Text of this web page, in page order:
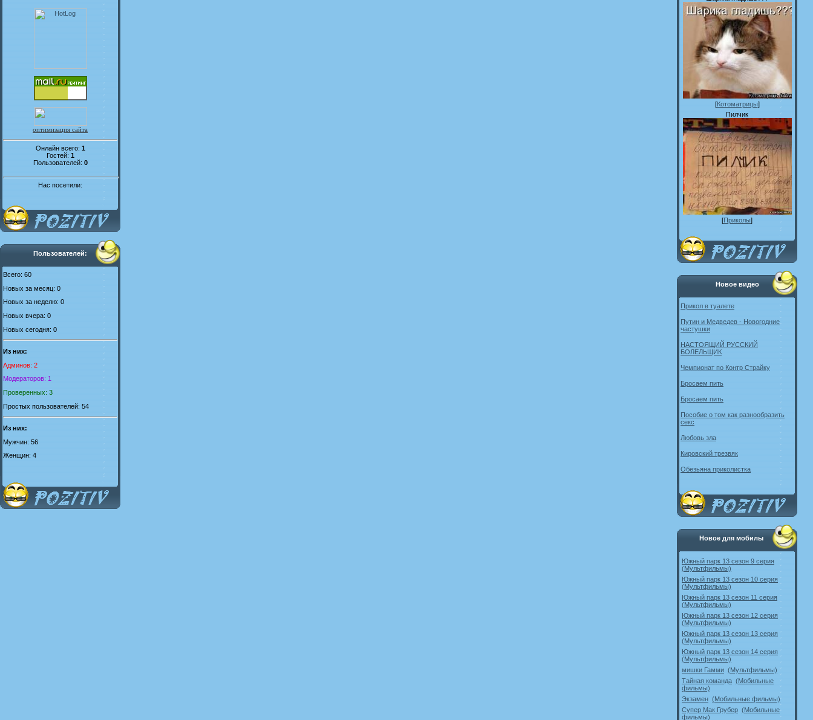
оптимизация сайта
Онлайн всего: 1
Гостей: 1
Пользователей: 0
Нас посетили:
Пользователей:
Всего: 60
Новых за месяц: 0
Новых за неделю: 0
Новых вчера: 0
Новых сегодня: 0
Из них:
Админов: 2
Модераторов: 1
Проверенных: 3
Простых пользователей: 54
Из них:
Мужчин: 56
Женщин: 4
[Котоматрицы]
Пилчик
[Приколы]
Новое видео
Прикол в туалете
Путин и Медведев - Новогодние
частушки
НАСТОЯЩИЙ РУССКИЙ
БОЛЕЛЬЩИК
Чемпионат по Контр Страйку
Бросаем пить
Бросаем пить
Пособие о том как разнообразить
секс
Любовь зла
Кировский трезвяк
Обезьяна приколистка
Новое для мобилы
Южный парк 13 сезон 9 серия
(Мультфильмы)
Южный парк 13 сезон 10 серия
(Мультфильмы)
Южный парк 13 сезон 11 серия
(Мультфильмы)
Южный парк 13 сезон 12 серия
(Мультфильмы)
Южный парк 13 сезон 13 серия
(Мультфильмы)
Южный парк 13 сезон 14 серия
(Мультфильмы)
мишки Гамми (Мультфильмы)
Тайная команда (Мобильные
фильмы)
Экзамен (Мобильные фильмы)
Супер Мак Грубер (Мобильные
фильмы)